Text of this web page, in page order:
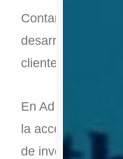
Contamos con un
desarrollado
cliente.
En Ad Astra,
la accesibilidad y
de inventario. Es